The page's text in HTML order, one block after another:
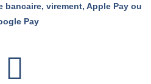
bancaire, virement, Apple Pay ou
Pay